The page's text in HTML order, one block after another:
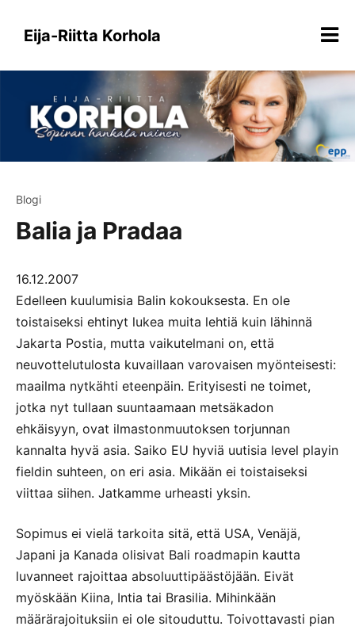
sisältöönEija-Riitta Korhola
Blogi
Balia ja Pradaa
16.12.2007
Edelleen kuulumisia Balin kokouksesta. En ole
toistaiseksi ehtinyt lukea muita lehtiä kuin lähinnä
Jakarta Postia, mutta vaikutelmani on, että
neuvottelutulosta kuvaillaan varovaisen myönteisesti:
maailma nytkähti eteenpäin. Erityisesti ne toimet,
jotka nyt tullaan suuntaamaan metsäkadon
ehkäisyyn, ovat ilmastonmuutoksen torjunnan
kannalta hyvä asia. Saiko EU hyviä uutisia level playin
fieldin suhteen, on eri asia. Mikään ei toistaiseksi
viittaa siihen. Jatkamme urheasti yksin.
Sopimus ei vielä tarkoita sitä, että USA, Venäjä,
Japani ja Kanada olisivat Bali roadmapin kautta
luvanneet rajoittaa absoluuttipäästöjään. Eivät
myöskään Kiina, Intia tai Brasilia. Mihinkään
määrärajoituksiin ei ole sitouduttu. Toivottavasti pian